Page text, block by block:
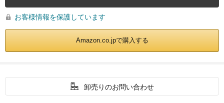
 お客様情報を保護しています
Amazon.co.jpで購入する
 卸売りのお問い合わせ